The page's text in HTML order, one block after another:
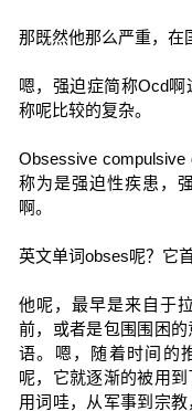
那既然他那么严重，在
嗯，强迫症简称Ocd
称呢比较的复杂。
Obsessive
称为是强迫性疾患，
啊。
英文单词obses呢？它
他呢，最早是来自于
前，或者是包围围困
语。嗯，随着时间的
呢，它就逐渐的被用
用词哇，从军事到宗教